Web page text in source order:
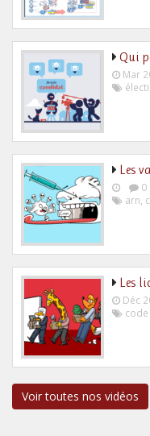
Qui
Mar
Les
0
arn,
Les
Déc
Voir toutes nos vidéos